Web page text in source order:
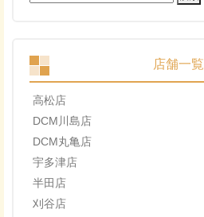
索:
店舗一覧
高松店
DCM川島店
DCM丸亀店
宇多津店
半田店
刈谷店